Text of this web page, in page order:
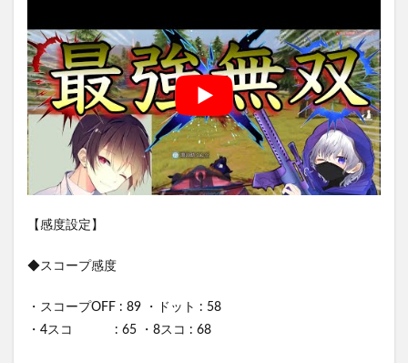
【感度設定】
◆スコープ感度
・スコープOFF : 89 ・ドット : 58
・4スコ : 65 ・8スコ : 68